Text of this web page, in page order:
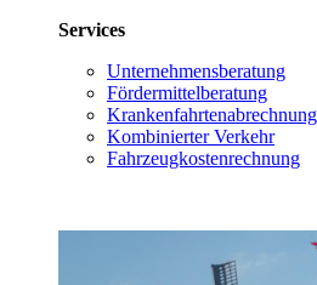
Services
Unternehmensberatung
Fördermittelberatung
Krankenfahrtenabrechnung
Kombinierter Verkehr
Fahrzeugkostenrechnung